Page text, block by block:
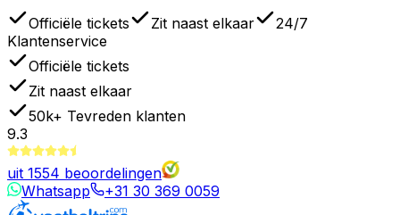
Officiële tickets Zit naast elkaar
24/7
Klantenservice
Officiële tickets
Zit naast elkaar
50k+ Tevreden klanten
9.3
uit 1554 beoordelingen
Whatsapp
+31 30 369 0059